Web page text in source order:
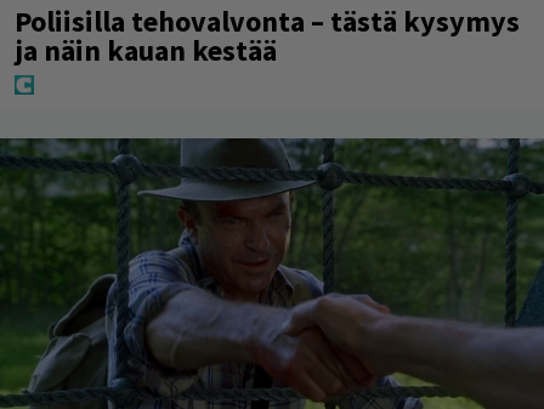
Poliisilla tehovalvonta – tästä kysymys
ja näin kauan kestää